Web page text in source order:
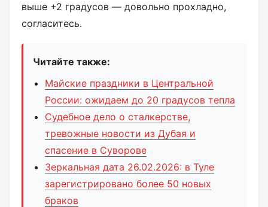
выше +2 градусов — довольно прохладно,
согласитесь.
Читайте также:
Майские праздники в Центральной
России: ожидаем до 20 градусов тепла
Судебное дело о сталкерстве,
тревожные новости из Дубая и
спасение в Суворове
Зеркальная дата 26.02.2026: в Туле
зарегистрировано более 50 новых
браков